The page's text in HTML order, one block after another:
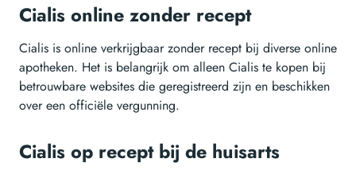
Cialis online zonder recept
Cialis is online verkrijgbaar zonder recept bij diverse online
apotheken. Het is belangrijk om alleen Cialis te kopen bij
betrouwbare websites die geregistreerd zijn en beschikken
over een officiële vergunning.
Cialis op recept bij de huisarts